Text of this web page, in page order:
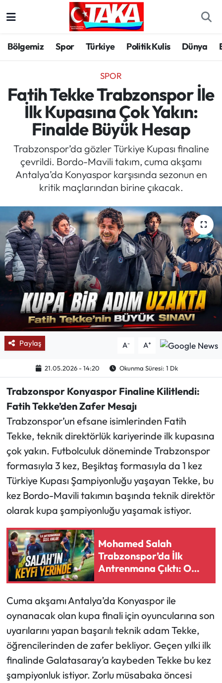
Bölgemiz Spor Türkiye Politik Kulis Dünya
SPOR
Fatih Tekke Trabzonspor İle
İlk Kupasına Çok Yakın:
Finalde Büyük Hesap
Trabzonspor’da gözler Türkiye Kupası finaline
çevrildi. Bordo-Mavili takım, cuma akşamı
Antalya’da Konyaspor karşısında sezonun en
kritik maçlarından birine çıkacak.
Paylaş A- A+
21.05.2026 - 14:20 Okunma Süresi: 1 Dk
Trabzonspor Konyaspor Finaline Kilitlendi:
Fatih Tekke’den Zafer Mesajı
Trabzonspor’un efsane isimlerinden Fatih
Tekke, teknik direktörlük kariyerinde ilk kupasına
çok yakın. Futbolculuk döneminde Trabzonspor
formasıyla 3 kez, Beşiktaş formasıyla da 1 kez
Türkiye Kupası Şampiyonluğu yaşayan Tekke, bu
kez Bordo-Mavili takımın başında teknik direktör
olarak kupa şampiyonluğu yaşamak istiyor.
Mohamed Salah
Trabzonspor’da İlk
Antrenmana Çıktı: O
Görüntü Dikkat Çekti
Cuma akşamı Antalya’da Konyaspor ile
oynanacak olan kupa finali için oyuncularına son
uyarılarını yapan başarılı teknik adam Tekke,
öğrencilerinden de zafer bekliyor. Geçen yılki ilk
finalinde Galatasaray’a kaybeden Tekke bu kez
şampiyonluk istiyor. Zorlu müsabaka öncesi
Spor
Türkiye
Kültür/Sanat
Politika
Politik Kulis
Dünya
Magazin
Mektup Galeri
Röportaj
Manşet
Köşe Yazıları
Karikatür Galeri
BIK
ASTROLOJİ
Spor Yazıları
Mektup Galeri
Ekonomi
Sağlık
Turizm
Teknoloji
Trabzon Hava Durumu
Trabzon Trafik Yoğunluk Haritası
Süper Lig Puan Durumu ve Fikstür
Tüm Manşetler
Son Dakika Haberleri
Haber Arşivi